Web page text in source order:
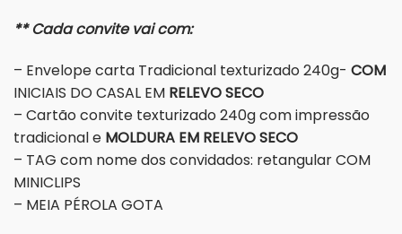
** Cada convite vai com:
– Envelope carta Tradicional texturizado 240g- COM
INICIAIS DO CASAL EM RELEVO SECO
– Cartão convite texturizado 240g com impressão
tradicional e MOLDURA EM RELEVO SECO
– TAG com nome dos convidados: retangular COM
MINICLIPS
– MEIA PÉROLA GOTA